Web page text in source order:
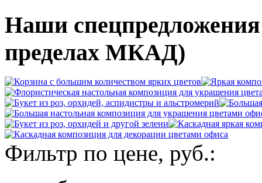
Наши
пределах МКАД)
Фильтр по цене, руб.: